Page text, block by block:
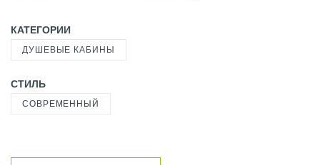
КАТЕГОРИИ
ДУШЕВЫЕ КАБИНЫ
СТИЛЬ
СОВРЕМЕННЫЙ